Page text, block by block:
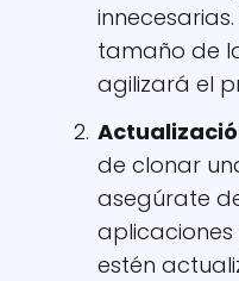
tamaño de
agilizará el
de clonar
asegúrate
estén